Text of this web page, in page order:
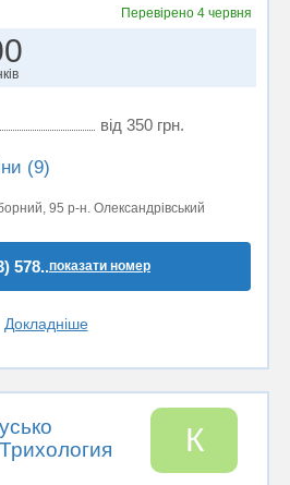
Перевірено 4 червня
від 350 грн.
(9)
95 р-н. Олександрівський
578..показати номер
Докладніше
К